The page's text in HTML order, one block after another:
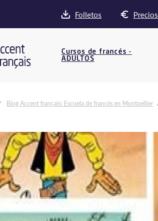
Folletos Precios
Cursos de francés -
ADULTOS
Blog Accent français: Escuela de francés en Montpellier